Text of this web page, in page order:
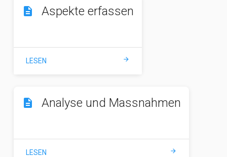
description Aspekte erfassen
LESEN arrow_forward
description Analyse und Massnahmen
LESEN arrow_forward